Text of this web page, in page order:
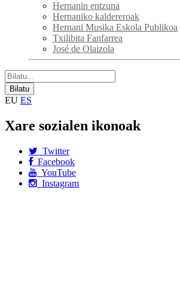
Hernanin entzuna
Hernaniko kaldereroak
Hernani Musika Eskola Publikoa
Txilibita Fanfarrea
José de Olaizola
EU ES
Xare sozialen ikonoak
Twitter
Facebook
YouTube
Instagram